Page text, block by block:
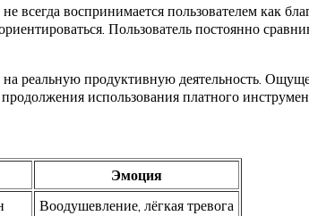
воспринимается пользователем как
Пользователь постоянно
на реальную продуктивную деятельность.
использования платного
Эмоция
Воодушевление, лёгкая тревога